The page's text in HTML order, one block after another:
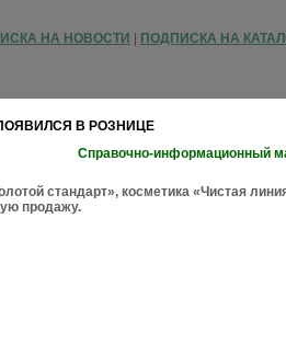
НА НОВОСТИ ПОДПИСКА НА
В РОЗНИЦЕ
Справочно-информационный
cтандарт», косметика «Чистая
продажу.